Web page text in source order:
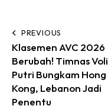
PREVIOUS
Klasemen AVC 2026
Berubah! Timnas Voli
Putri Bungkam Hong
Kong, Lebanon Jadi
Penentu